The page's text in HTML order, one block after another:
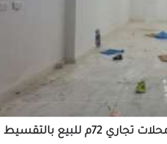
محلات تجاري 72م للبيع